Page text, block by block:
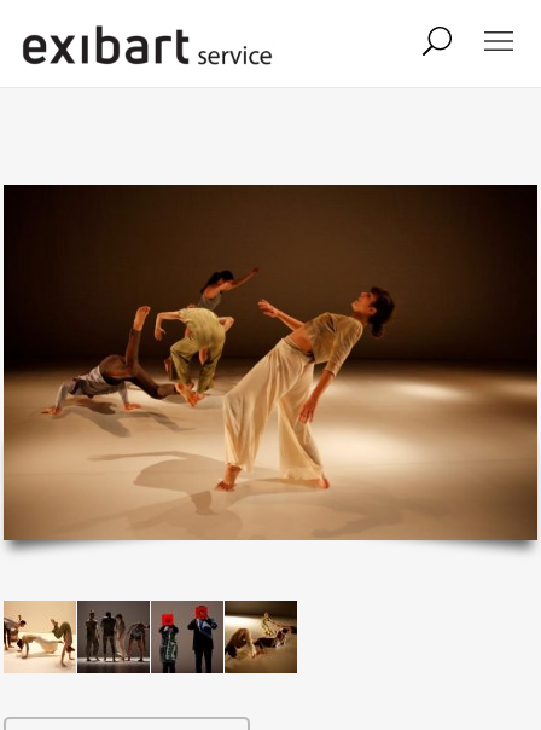
exibart team exibart.com
contatti
termini e condizioni
privacy
Exibart.service - Exibartlab srl Via Placido Zurla 49b - 00176 Roma